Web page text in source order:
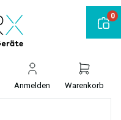
Anmelden Warenkorb
0